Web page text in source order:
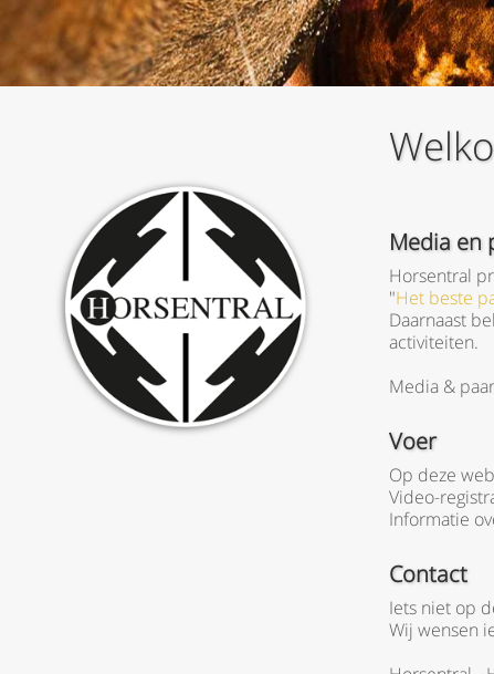
Media en
Horsentral
"Het beste
Daarnaast
activiteiten.
Media &
Voer
Op deze
Video-
Informatie
Contact
Iets niet op
Wij wensen